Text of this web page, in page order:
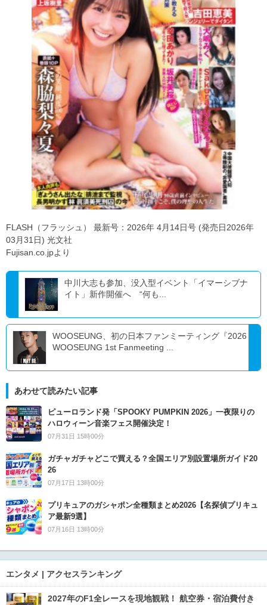
FLASH（フラッシュ） 最新号：2026年 4月14日号 (発売日2026年
03月31日) 光文社
Fujisan.co.jpより
中川大志も参加、没入型イベント「イマーシブナ
イト」新作開催へ “何も...
WOOSEUNG、初の日本ファンミーティング『2026
WOOSEUNG 1st Fanmeeting ...
あわせて読みたい記事
ピューロランド発「SPOOKY PUMPKIN 2026」一夜限りの
ハロウィーン音楽フェス開催決定！
07月31日 15時00分
ガチャガチャどこで買える？全国エリア別設置場所ガイド20
26
07月17日 13時00分
プリキュアのガシャポン全種類まとめ2026【名探偵プリキュ
ア最新9選】
07月16日 13時00分
エンタメ | アクセスランキング
2027年のF1全レースを現地観戦！ 航空券・宿泊費付き